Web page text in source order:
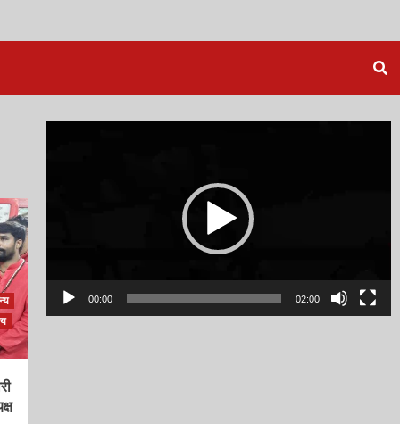
00:00 02:00